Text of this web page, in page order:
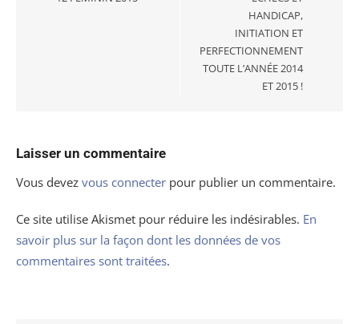
HANDICAP,
INITIATION ET
PERFECTIONNEMENT
TOUTE L’ANNÉE 2014
ET 2015 !
Laisser un commentaire
Vous devez vous connecter pour publier un commentaire.
Ce site utilise Akismet pour réduire les indésirables. En
savoir plus sur la façon dont les données de vos
commentaires sont traitées.